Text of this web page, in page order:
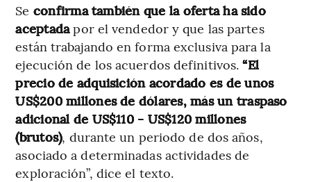
Se confirma también que la oferta ha sido
aceptadapor el vendedor y que las partes
están trabajando en forma exclusiva para la
ejecución de los acuerdos definitivos.“El
precio de adquisición acordado es de unos
US$200 millones de dólares, más un traspaso
adicional de US$110 - US$120 millones
(brutos), durante un periodo de dos años,
asociado a determinadas actividades de
exploración”, dice el texto.